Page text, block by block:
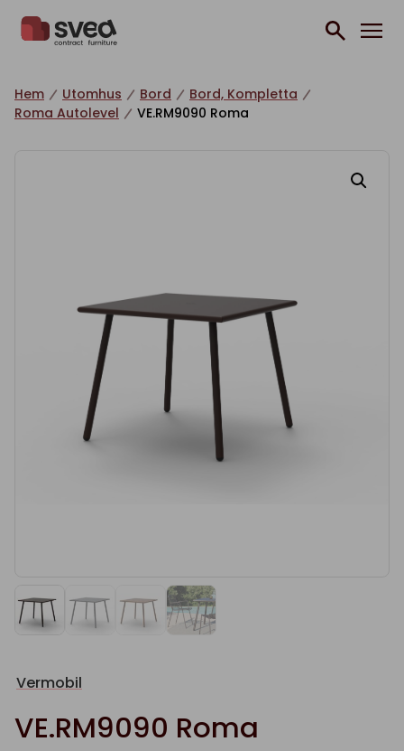
Hem Utomhus Bord
Bord, Kompletta
Roma Autolevel
VE.RM9090 Roma
Vermobil
VE.RM9090 Roma